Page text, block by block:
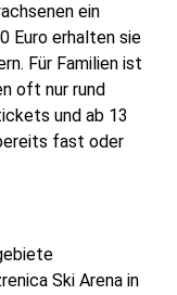
ein
Euro erhalten sie
Für Familien ist
oft nur rund
und ab 13
fast oder
Ski Arena in